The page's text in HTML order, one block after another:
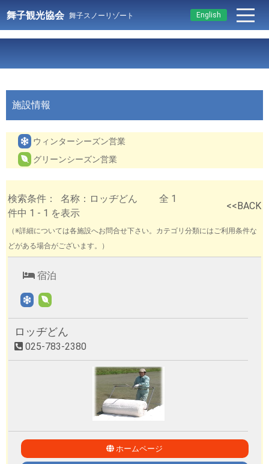
English
舞子観光協会 舞子スノーリゾート
施設情報
ウィンターシーズン営業
グリーンシーズン営業
検索条件： 名称：ロッヂどん 全 1
件中 1 - 1 を表示
<<BACK
（※詳細については各施設へお問合せ下さい。カテゴリ分類にはご利用条件な
どがある場合がございます。）
宿泊
ロッヂどん
025-783-2380
ホームページ